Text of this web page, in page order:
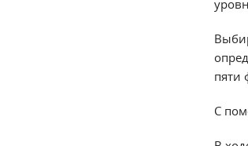
пяти
С